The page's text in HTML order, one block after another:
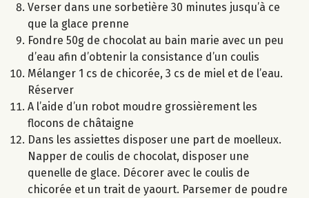
Verser dans une sorbetière 30 minutes jusqu’à ce
que la glace prenne
Fondre 50g de chocolat au bain marie avec un peu
d’eau afin d’obtenir la consistance d’un coulis
Mélanger 1 cs de chicorée, 3 cs de miel et de l’eau.
Réserver
A l’aide d’un robot moudre grossièrement les
flocons de châtaigne
Dans les assiettes disposer une part de moelleux.
Napper de coulis de chocolat, disposer une
quenelle de glace. Décorer avec le coulis de
chicorée et un trait de yaourt. Parsemer de poudre